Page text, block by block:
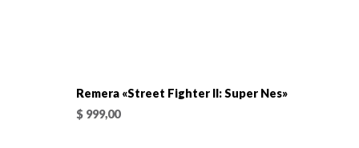
Remera «Street Fighter II: Super Nes»
$ 999,00